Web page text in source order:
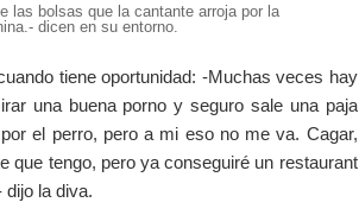
las bolsas que la cantante arroja por la
dicen en su entorno.
tiene oportunidad: -Muchas veces hay
una buena porno y seguro sale una paja
el perro, pero a mi eso no me va. Cagar,
que tengo, pero ya conseguiré un restaurant
la diva.